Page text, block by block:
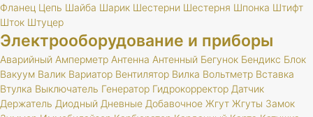
Фланец Цепь Шайба Шарик Шестерни Шестерня Шпонка Штифт
Шток Штуцер
Электрооборудование и приборы
Аварийный Амперметр Антенна Антенный Бегунок Бендикс Блок
Вакуум Валик Вариатор Вентилятор Вилка Вольтметр Вставка
Втулка Выключатель Генератор Гидрокорректор Датчик
Держатель Диодный Дневные Добавочное Жгут Жгуты Замок